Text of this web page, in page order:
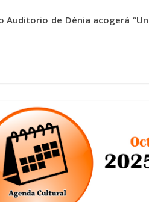
de Dénia acogerá